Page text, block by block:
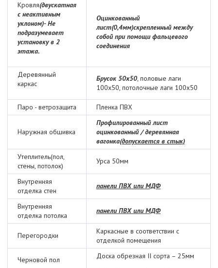
Кровля(двускатная
с неактивным
уклоном)- Не
подразумевает
установку в 2
этажа.
Оцинкованный
лист(0,4мм)скрепленный между
собой при помощи фальцевого
соединения
Деревянный
каркас
Брусок 50х50, половые лаги
100х50, потолочные лаги 100х50
Паро - ветрозащита Пленка ПВХ
Наружная обшивка
Профилированный лист
оцинкованный / деревянная
вагонка(допускается в стык)
Утеплитель(пол,
стены, потолок)
Урса 50мм
Внутренняя
отделка стен
панели ПВХ или МДФ
Внутренняя
отделка потолка
панели ПВХ или МДФ
Перегородки
Каркасные в соответствии с
отделкой помещения
Черновой пол
Доска обрезная II сорта – 25мм